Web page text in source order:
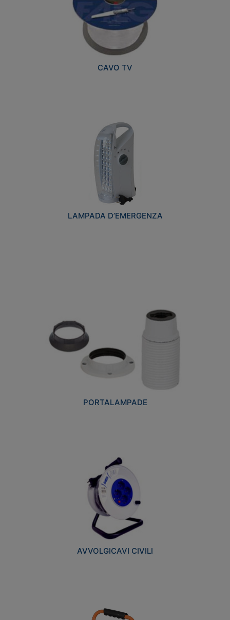
CAVO TV
LAMPADA D’EMERGENZA
PORTALAMPADE
AVVOLGICAVI CIVILI